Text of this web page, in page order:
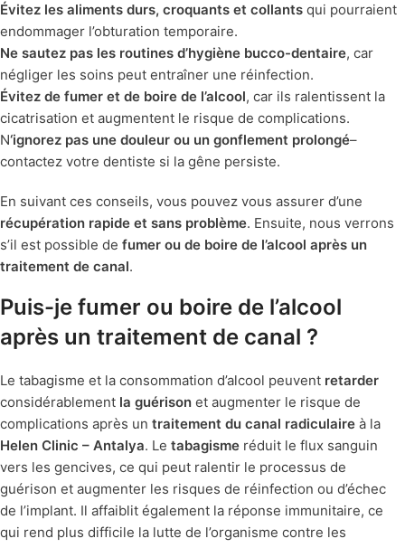
Évitez les aliments durs, croquants et collants qui pourraient
endommager l’obturation temporaire.
Ne sautez pas les routines d’hygiène bucco-dentaire, car
négliger les soins peut entraîner une réinfection.
Évitez de fumer et de boire de l’alcool, car ils ralentissent la
cicatrisation et augmentent le risque de complications.
N‘ignorez pas une douleur ou un gonflement prolongé–
contactez votre dentiste si la gêne persiste.
En suivant ces conseils, vous pouvez vous assurer d’une
récupération rapide et sans problème. Ensuite, nous verrons
s’il est possible de fumer ou de boire de l’alcool après un
traitement de canal.
Puis-je fumer ou boire de l’alcool
après un traitement de canal ?
Le tabagisme et la consommation d’alcool peuvent retarder
considérablement la guérison et augmenter le risque de
complications après un traitement du canal radiculaire à la
Helen Clinic – Antalya. Le tabagisme réduit le flux sanguin
vers les gencives, ce qui peut ralentir le processus de
guérison et augmenter les risques de réinfection ou d’échec
de l’implant. Il affaiblit également la réponse immunitaire, ce
qui rend plus difficile la lutte de l’organisme contre les